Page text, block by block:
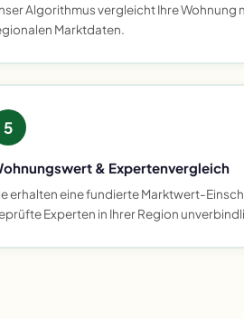
Algorithmus vergleicht Ihre
Marktdaten.
5
& Expertenvergleich
erhalten eine fundierte Marktwert-
Experten in Ihrer Region